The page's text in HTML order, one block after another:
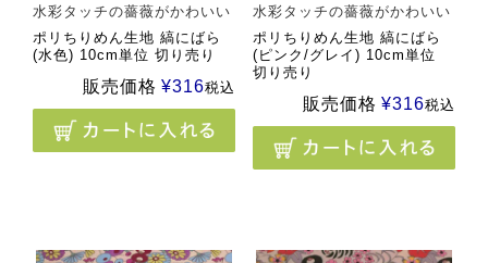
水彩タッチの薔薇がかわいい
ポリちりめん生地 縞にばら
(水色) 10cm単位 切り売り
販売価格 ¥316税込
水彩タッチの薔薇がかわいい
ポリちりめん生地 縞にばら
(ピンク/グレイ) 10cm単位
切り売り
販売価格 ¥316税込